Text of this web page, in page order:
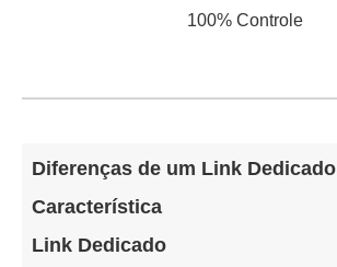
100% Controle
Diferenças de um Link Dedicado
Característica
Link Dedicado